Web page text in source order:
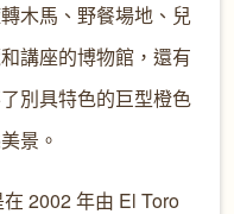
木馬、野餐場地、兒
講座的博物館，還有
別具特色的巨型橙色
景。
2002 年由 El Toro